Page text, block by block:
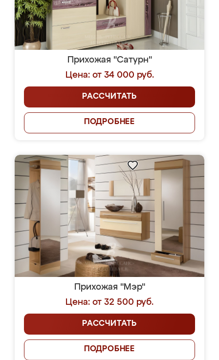
Прихожая "Сатурн"
Цена: от 34 000 руб.
РАССЧИТАТЬ
ПОДРОБНЕЕ
Прихожая "Мэр"
Цена: от 32 500 руб.
РАССЧИТАТЬ
ПОДРОБНЕЕ